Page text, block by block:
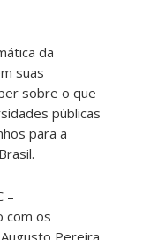
da
suas
sobre o que
públicas
para a
–
com os
Pereira,